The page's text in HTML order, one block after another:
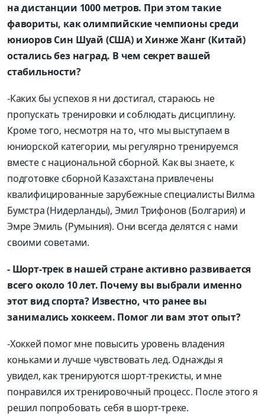
на дистанции 1000 метров. При этом такие
фавориты, как олимпийские чемпионы среди
юниоров Син Шуай (США) и Хинже Жанг (Китай)
остались без наград. В чем секрет вашей
стабильности?
-Каких бы успехов я ни достигал, стараюсь не
пропускать тренировки и соблюдать дисциплину.
Кроме того, несмотря на то, что мы выступаем в
юниорской категории, мы регулярно тренируемся
вместе с национальной сборной. Как вы знаете, к
подготовке сборной Казахстана привлечены
квалифицированные зарубежные специалисты Вилма
Бумстра (Нидерланды), Эмил Трифонов (Болгария) и
Эмре Эмиль (Румыния). Они всегда делятся с нами
своими советами.
- Шорт-трек в нашей стране активно развивается
всего около 10 лет. Почему вы выбрали именно
этот вид спорта? Известно, что ранее вы
занимались хоккеем. Помог ли вам этот опыт?
-Хоккей помог мне повысить уровень владения
коньками и лучше чувствовать лед. Однажды я
увидел, как тренируются шорт-трекисты, и мне
понравился их тренировочный процесс. После этого я
решил попробовать себя в шорт-треке.